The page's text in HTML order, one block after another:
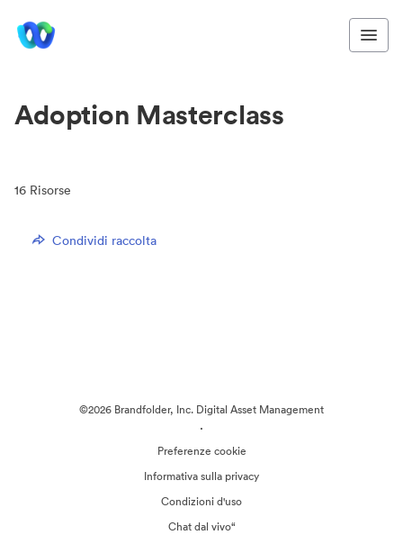
Adoption Masterclass
16 Risorse
Condividi raccolta
©2026 Brandfolder, Inc. Digital Asset Management
·
Preferenze cookie
Informativa sulla privacy
Condizioni d'uso
Chat dal vivo“